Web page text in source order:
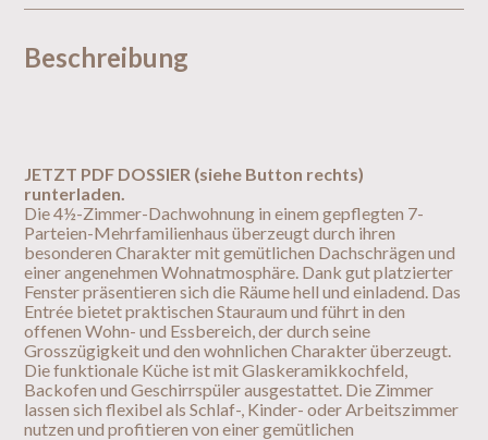
Beschreibung
JETZT PDF DOSSIER (siehe Button rechts)
runterladen.
Die 4½-Zimmer-Dachwohnung in einem gepflegten 7-
Parteien-Mehrfamilienhaus überzeugt durch ihren
besonderen Charakter mit gemütlichen Dachschrägen und
einer angenehmen Wohnatmosphäre. Dank gut platzierter
Fenster präsentieren sich die Räume hell und einladend. Das
Entrée bietet praktischen Stauraum und führt in den
offenen Wohn- und Essbereich, der durch seine
Grosszügigkeit und den wohnlichen Charakter überzeugt.
Die funktionale Küche ist mit Glaskeramikkochfeld,
Backofen und Geschirrspüler ausgestattet. Die Zimmer
lassen sich flexibel als Schlaf-, Kinder- oder Arbeitszimmer
nutzen und profitieren von einer gemütlichen